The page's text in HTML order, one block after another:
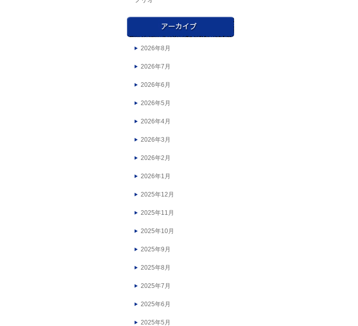
2026年8月
2026年7月
2026年6月
2026年5月
2026年4月
2026年3月
2026年2月
2026年1月
2025年12月
2025年11月
2025年10月
2025年9月
2025年8月
2025年7月
2025年6月
2025年5月